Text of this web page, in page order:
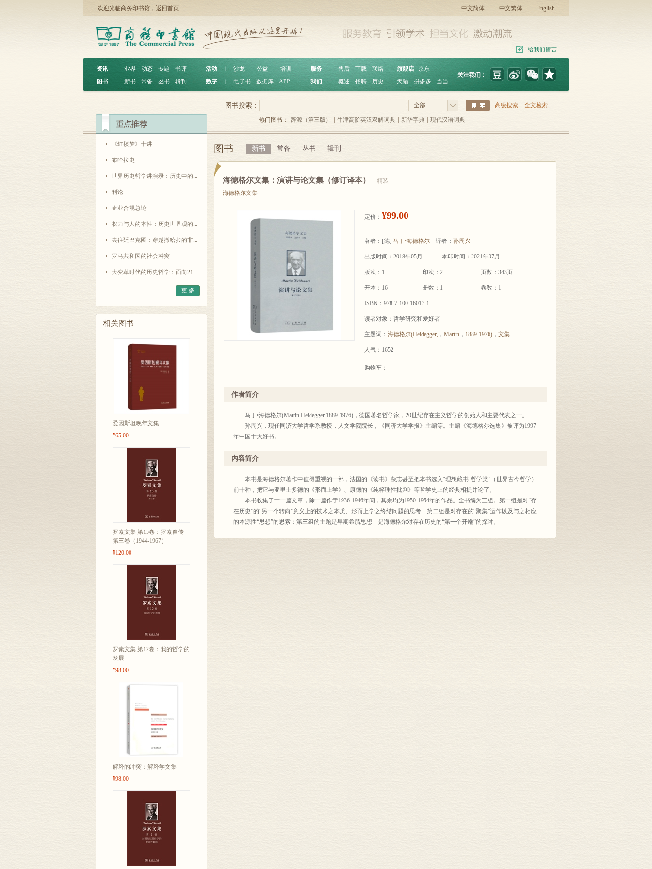
欢迎光临商务印书馆， 返回首页 中文简体 中文繁体 English
给我们留言
资讯 ︱ 业界 动态 专题
书评
图书
︱ 新书 常备 丛书 辑刊
活动 沙龙 公益
培训
数字
电子书 数据库 APP
服务 ︱ 售后 下载
联络
我们
概述 招聘 历史
旗舰店 京东
天猫
拼多多 当当
《红楼梦》十讲
布哈拉史
世界历史哲学讲演录：历史中的...
利论
企业合规总论
权力与人的本性：历史世界观的...
去往廷巴克图：穿越撒哈拉的非...
罗马共和国的社会冲突
大变革时代的历史哲学：面向21...
更 多
相关图书
爱因斯坦晚年文集
¥65.00
罗素文集 第15卷：罗素自传
第三卷（1944-1967）
¥120.00
罗素文集 第12卷：我的哲学的
发展
¥98.00
解释的冲突：解释学文集
¥98.00
全部 高级搜索 全文检索
图书搜索：
热门图书： 辞源（第三版） 牛津高阶英汉双解词典 新华字典 现代汉语词典
图书 新书 常备 丛书 辑刊
海德格尔文集：演讲与论文集（修订译本）
精装
海德格尔文集
定价： ¥99.00
著者： [德] 马丁•海德格尔 译者： 孙周兴
出版时间：2018年05月 本印时间：2021年07月
版次：1 印次：2 页数：343页
开本：16 册数：1 卷数：1
ISBN：978-7-100-16013-1
读者对象：哲学研究和爱好者
主题词： 海德格尔(Heidegger, ， Martin ， 1889-1976) ， 文集
人气：1652
购物车：
作者简介
马丁•海德格尔(Martin Heidegger 1889-1976)，德国著名哲学家，20世纪存在主义哲学的创始人和主要代表之一。
孙周兴，现任同济大学哲学系教授，人文学院院长，《同济大学学报》主编等。主编《海德格尔选集》被评为1997
年中国十大好书。
内容简介
本书是海德格尔著作中值得重视的一部，法国的《读书》杂志甚至把本书选入“理想藏书·哲学类”（世界古今哲学）
前十种，把它与亚里士多德的《形而上学》、康德的《纯粹理性批判》等哲学史上的经典相提并论了。
本书收集了十一篇文章，除一篇作于1936-1946年间，其余均为1950-1954年的作品。全书编为三组。第一组是对“存
在历史”的“另一个转向”意义上的技术之本质、形而上学之终结问题的思考；第二组是对存在的“聚集”运作以及与之相应
的本源性“思想”的思索；第三组的主题是早期希腊思想，是海德格尔对存在历史的“第一个开端”的探讨。